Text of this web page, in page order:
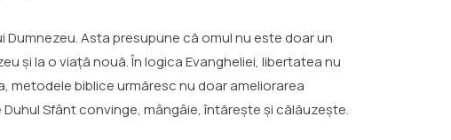
Asta presupune că omul nu este doar un
și la o viață nouă. În logica Evangheliei, libertatea nu
metodele biblice urmăresc nu doar ameliorarea
Sfânt convinge, mângâie, întărește și călăuzește.